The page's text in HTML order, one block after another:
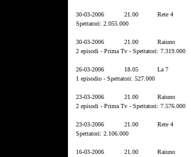
30-03-2006 21.00
Rete 4
Spettatori: 2.055.000
30-03-2006 21.00
Raiuno
2 episodi - Prima Tv - Spettatori: 7.319.000
26-03-2006 18.05
La 7
1 episodio - Spettatori: 527.000
23-03-2006 21.00
Raiuno
2 episodi - Prima Tv - Spettatori: 7.576.000
23-03-2006 21.00
Rete 4
Spettatori: 2.106.000
16-03-2006 21.00
Raiuno